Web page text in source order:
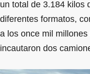
un total de 3.184 kilos
diferentes formatos,
a los once mil
incautaron dos